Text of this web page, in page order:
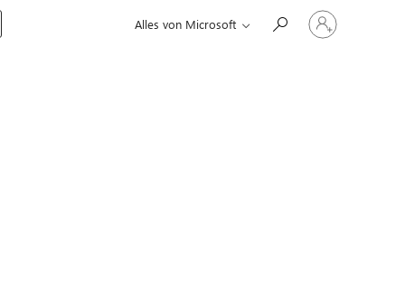
Alles von Microsoft
Bei
Ihrem
Konto